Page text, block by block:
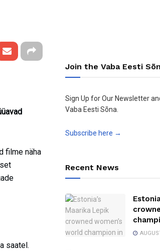
filme näha
saatel.
Join the Vaba Eesti
Sign Up for Our Newsletter
Vaba Eesti Sõna.
Subscribe here →
Recent News